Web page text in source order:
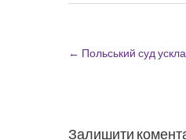
← Польський суд
Залишити